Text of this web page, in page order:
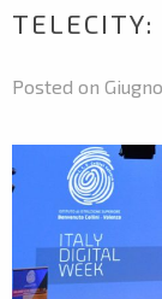
Posted on